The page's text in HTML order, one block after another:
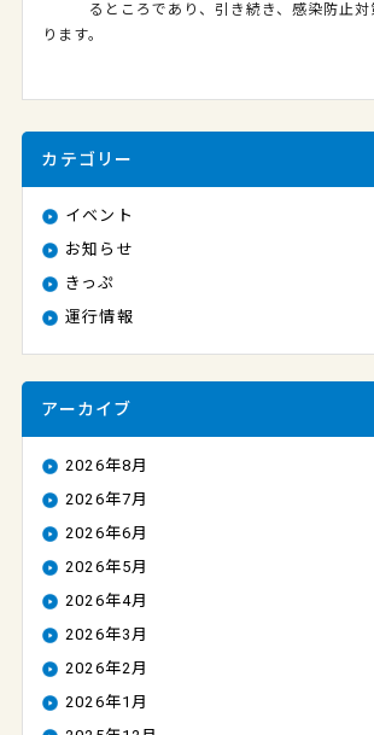
るところであり、引き続き、感染防止対
ります。
カテゴリー
イベント
お知らせ
きっぷ
運行情報
アーカイブ
2026年8月
2026年7月
2026年6月
2026年5月
2026年4月
2026年3月
2026年2月
2026年1月